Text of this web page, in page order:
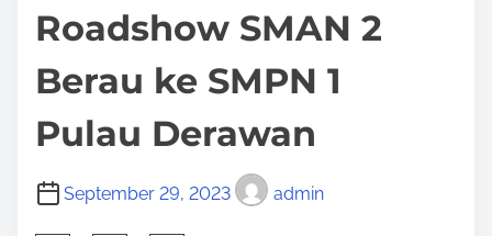
Roadshow SMAN 2
Berau ke SMPN 1
Pulau Derawan
September 29, 2023 admin